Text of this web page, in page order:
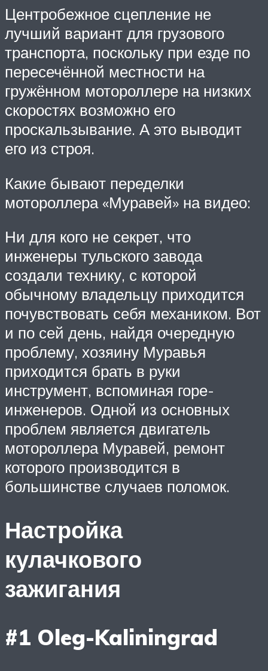
Центробежное сцепление не
лучший вариант для грузового
транспорта, поскольку при езде по
пересечённой местности на
гружённом мотороллере на низких
скоростях возможно его
проскальзывание. А это выводит
его из строя.
Какие бывают переделки
мотороллера «Муравей» на видео:
Ни для кого не секрет, что
инженеры тульского завода
создали технику, с которой
обычному владельцу приходится
почувствовать себя механиком. Вот
и по сей день, найдя очередную
проблему, хозяину Муравья
приходится брать в руки
инструмент, вспоминая горе-
инженеров. Одной из основных
проблем является двигатель
мотороллера Муравей, ремонт
которого производится в
большинстве случаев поломок.
Настройка
кулачкового
зажигания
#1 Oleg-Kaliningrad